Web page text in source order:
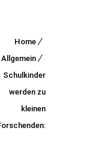
Home
Allgemein
Schulkinder
werden zu
kleinen